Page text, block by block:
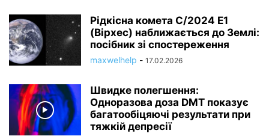
Рідкісна комета C/2024 E1
(Вірхес) наближається до Землі:
посібник зі спостереження
maxwelhelp - 17.02.2026
Швидке полегшення:
Одноразова доза DMT показує
багатообіцяючі результати при
тяжкій депресії